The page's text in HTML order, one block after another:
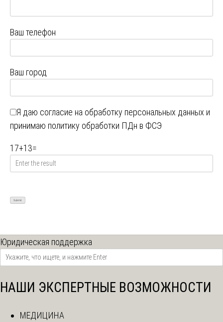
Ваш телефон
Ваш город
Я даю согласие на обработку персональных данных и
принимаю политику обработки ПДн в ФСЭ
17+13=
Юридическая поддержка
НАШИ ЭКСПЕРТНЫЕ ВОЗМОЖНОСТИ
МЕДИЦИНА